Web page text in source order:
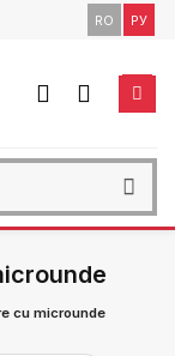
RO РУ
cu microunde